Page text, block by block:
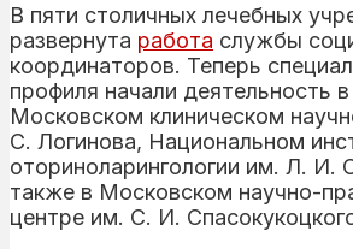
В пяти столичных лечебных
развернута работа службы
координаторов. Теперь
профиля начали
Московском клиническом
С. Логинова, Национальном
оториноларингологии им. Л. И.
также в Московском научно-
центре им. С. И.